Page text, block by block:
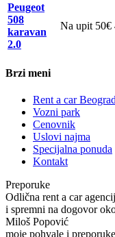
Peugeot
508
karavan
2.0
Na upit 50€
Brzi meni
Rent a car Beograd
Vozni park
Cenovnik
Uslovi najma
Specijalna ponuda
Kontakt
Preporuke
Odlična rent a car
i spremni na dogovor
Miloš Popović
moje pohvale i